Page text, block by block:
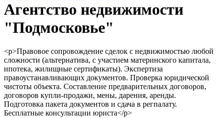
Агентство недвижимости
"Подмосковье"
<p>Правовое сопровождение сделок с недвижимостью любой
сложности (альтернатива, с участием материнского капитала,
ипотека, жилищные сертификаты). Экспертиза
правоустанавливающих документов. Проверка юридической
чистоты объекта. Составление предварительных договоров,
договоров купли-продажи, мены, дарения, аренды.
Подготовка пакета документов и сдача в регпалату.
Бесплатные консультации юриста</p>